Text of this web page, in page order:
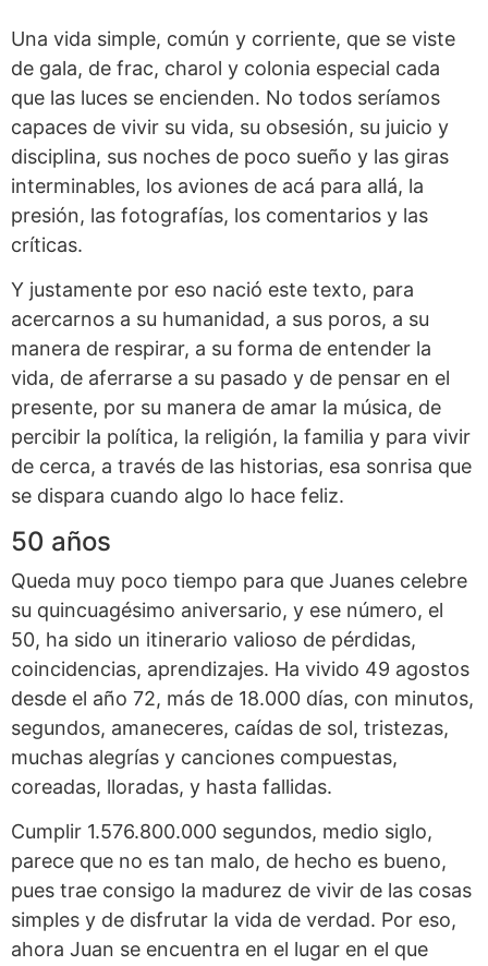
Una vida simple, común y corriente, que se viste
de gala, de frac, charol y colonia especial cada
que las luces se encienden. No todos seríamos
capaces de vivir su vida, su obsesión, su juicio y
disciplina, sus noches de poco sueño y las giras
interminables, los aviones de acá para allá, la
presión, las fotografías, los comentarios y las
críticas.
Y justamente por eso nació este texto, para
acercarnos a su humanidad, a sus poros, a su
manera de respirar, a su forma de entender la
vida, de aferrarse a su pasado y de pensar en el
presente, por su manera de amar la música, de
percibir la política, la religión, la familia y para vivir
de cerca, a través de las historias, esa sonrisa que
se dispara cuando algo lo hace feliz.
50 años
Queda muy poco tiempo para que Juanes celebre
su quincuagésimo aniversario, y ese número, el
50, ha sido un itinerario valioso de pérdidas,
coincidencias, aprendizajes. Ha vivido 49 agostos
desde el año 72, más de 18.000 días, con minutos,
segundos, amaneceres, caídas de sol, tristezas,
muchas alegrías y canciones compuestas,
coreadas, lloradas, y hasta fallidas.
Cumplir 1.576.800.000 segundos, medio siglo,
parece que no es tan malo, de hecho es bueno,
pues trae consigo la madurez de vivir de las cosas
simples y de disfrutar la vida de verdad. Por eso,
ahora Juan se encuentra en el lugar en el que